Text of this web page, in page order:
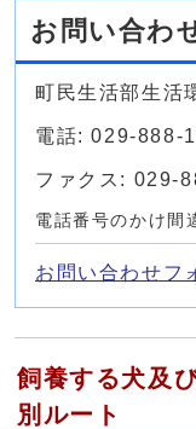
お問い合わ
町民生活部生活
電話: 029-888-
ファクス: 029-
電話番号のかけ間
お問い合わせフ
飼養する犬及
別ルート